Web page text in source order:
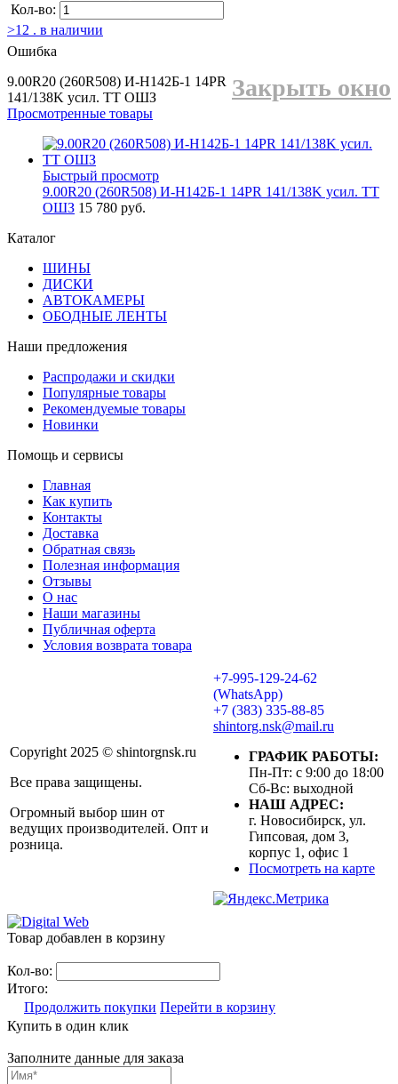
Кол-во:
>12 . в наличии
Ошибка
Закрыть окно
9.00R20 (260R508) И-Н142Б-1 14PR
141/138K усил. TT ОШЗ
Просмотренные товары
Быстрый просмотр
9.00R20 (260R508) И-Н142Б-1 14PR 141/138K усил. TT
ОШЗ 15 780 руб.
Каталог
ШИНЫ
ДИСКИ
АВТОКАМЕРЫ
ОБОДНЫЕ ЛЕНТЫ
Наши предложения
Распродажи и скидки
Популярные товары
Рекомендуемые товары
Новинки
Помощь и сервисы
Главная
Как купить
Контакты
Доставка
Обратная связь
Полезная информация
Отзывы
О нас
Наши магазины
Публичная оферта
Условия возврата товара
Copyright 2025 © shintorgnsk.ru
Все права защищены.
Огромный выбор шин от
ведущих производителей. Опт и
розница.
+7-995-129-24-62
(WhatsApp)
+7 (383) 335-88-85
shintorg.nsk@mail.ru
ГРАФИК РАБОТЫ:
Пн-Пт: с 9:00 до 18:00
Сб-Вс: выходной
НАШ АДРЕС:
г. Новосибирск, ул.
Гипсовая, дом 3,
корпус 1, офис 1
Посмотреть на карте
Товар добавлен в корзину
Кол-во:
Итого:
Продолжить покупки Перейти в корзину
Купить в один клик
Заполните данные для заказа